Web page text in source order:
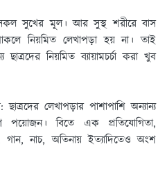
সকল সুখের মূল। আর সুস্থ শরীরে বাস
নিয়মিত লেখাপড়া হয় না। তাই
নিয়মিত ব্যায়ামচর্চা করা খুব
লেখাপড়ার পাশাপাশি অন্যান্য
পয়োজন। বিতে এক প্রতিযােগিতা,
গান, নাচ, অতিনায় ইত্যাদিতেও অংশ